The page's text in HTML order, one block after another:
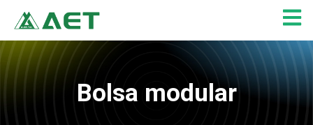
content
Bolsa modular